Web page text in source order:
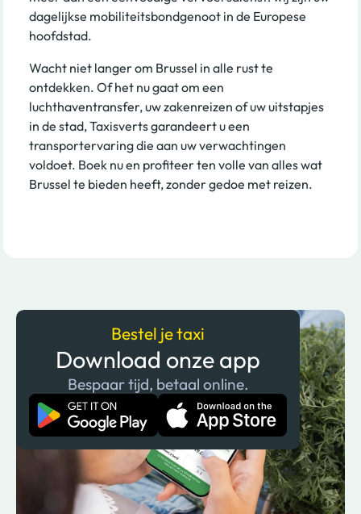
dagelijkse mobiliteitsbondgenoot in de Europese
hoofdstad.
Wacht niet langer om Brussel in alle rust te
ontdekken. Of het nu gaat om een
luchthaventransfer, uw zakenreizen of uw uitstapjes
in de stad, Taxisverts garandeert u een
transportervaring die aan uw verwachtingen
voldoet. Boek nu en profiteer ten volle van alles wat
Brussel te bieden heeft, zonder gedoe met reizen.
Bestel je taxi
Download onze app
Bespaar tijd, betaal online.